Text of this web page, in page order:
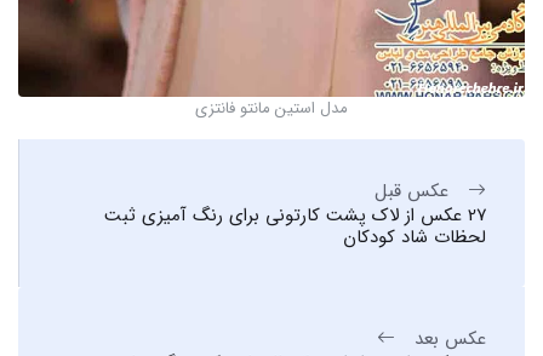
مدل استین مانتو فانتزی
عکس قبل
27 عکس از لاک پشت کارتونی برای رنگ آمیزی ثبت
لحظات شاد کودکان
عکس بعد